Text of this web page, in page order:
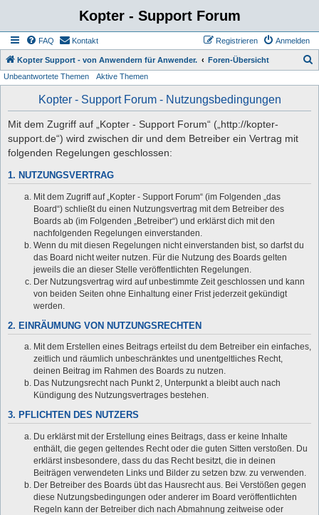
Kopter - Support Forum
FAQ Kontakt Anmelden
Registrieren
Kopter Support - von Anwendern für Anwender. Foren-Übersicht
Unbeantwortete Themen Aktive Themen
Kopter - Support Forum - Nutzungsbedingungen
Mit dem Zugriff auf „Kopter - Support Forum“ („http://kopter-
support.de“) wird zwischen dir und dem Betreiber ein Vertrag mit
folgenden Regelungen geschlossen:
1. NUTZUNGSVERTRAG
Mit dem Zugriff auf „Kopter - Support Forum“ (im Folgenden „das
Board“) schließt du einen Nutzungsvertrag mit dem Betreiber des
Boards ab (im Folgenden „Betreiber“) und erklärst dich mit den
nachfolgenden Regelungen einverstanden.
Wenn du mit diesen Regelungen nicht einverstanden bist, so darfst du
das Board nicht weiter nutzen. Für die Nutzung des Boards gelten
jeweils die an dieser Stelle veröffentlichten Regelungen.
Der Nutzungsvertrag wird auf unbestimmte Zeit geschlossen und kann
von beiden Seiten ohne Einhaltung einer Frist jederzeit gekündigt
werden.
2. EINRÄUMUNG VON NUTZUNGSRECHTEN
Mit dem Erstellen eines Beitrags erteilst du dem Betreiber ein einfaches,
zeitlich und räumlich unbeschränktes und unentgeltliches Recht,
deinen Beitrag im Rahmen des Boards zu nutzen.
Das Nutzungsrecht nach Punkt 2, Unterpunkt a bleibt auch nach
Kündigung des Nutzungsvertrages bestehen.
3. PFLICHTEN DES NUTZERS
Du erklärst mit der Erstellung eines Beitrags, dass er keine Inhalte
enthält, die gegen geltendes Recht oder die guten Sitten verstoßen. Du
erklärst insbesondere, dass du das Recht besitzt, die in deinen
Beiträgen verwendeten Links und Bilder zu setzen bzw. zu verwenden.
Der Betreiber des Boards übt das Hausrecht aus. Bei Verstößen gegen
diese Nutzungsbedingungen oder anderer im Board veröffentlichten
Regeln kann der Betreiber dich nach Abmahnung zeitweise oder